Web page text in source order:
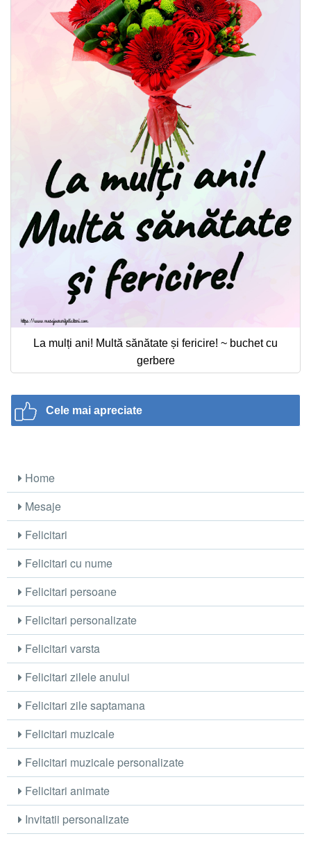
La mulți ani! Multă sănătate și fericire! ~ buchet cu
gerbere
Cele mai apreciate
Home
Mesaje
Felicitari
Felicitari cu nume
Felicitari persoane
Felicitari personalizate
Felicitari varsta
Felicitari zilele anului
Felicitari zile saptamana
Felicitari muzicale
Felicitari muzicale personalizate
Felicitari animate
Invitatii personalizate